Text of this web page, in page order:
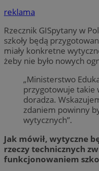
reklama
Rzecznik GISpytany w
szkoły będą
miały konkretne
żeby nie było nowych
„Ministerstwo
przygotowuje takie
doradza.
zdaniem powinny
wytycznych”.
Jak mówił, wytyczne
rzeczy technicznych
funkcjonowaniem